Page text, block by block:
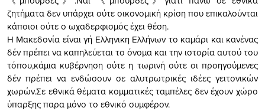
ζητήματα δεν υπάρχει ούτε οικονομική κρίση που επικαλούνται
κάποιοι ούτε ο ωχαδερφισμός έχει θέση.
Η Μακεδονία είναι γή Ελληνικη Ελλήνων το καμάρι και κανένας
δέν πρέπει να καπηλεύεται το όνομα και την ιστορία αυτού του
τόπου,κάμια κυβέρνηση ούτε η τωρινή ούτε οι προηγούμενες
δέν πρέπει να ενδώσουν σε αλυτρωτρικές ιδέες γειτονικών
χωρών.Σε εθνικά θέματα κομματικές ταμπέλες δεν έχουν χώρο
ύπαρξης παρα μόνο το εθνικό συμφέρον.